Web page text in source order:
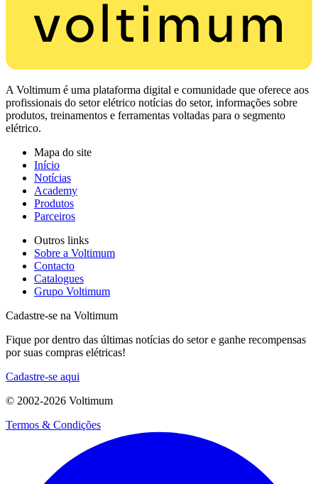
A Voltimum é uma plataforma digital e comunidade que oferece aos
profissionais do setor elétrico notícias do setor, informações sobre
produtos, treinamentos e ferramentas voltadas para o segmento
elétrico.
Mapa do site
Início
Notícias
Academy
Produtos
Parceiros
Outros links
Sobre a Voltimum
Contacto
Catalogues
Grupo Voltimum
Cadastre-se na Voltimum
Fique por dentro das últimas notícias do setor e ganhe recompensas
por suas compras elétricas!
Cadastre-se aqui
© 2002-2026 Voltimum
Termos & Condições